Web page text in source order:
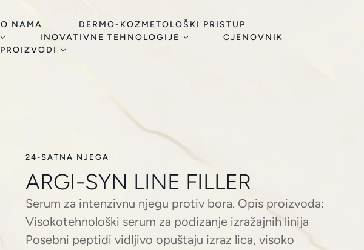
O NAMA
DERMO-KOZMETOLOŠKI PRISTUP
INOVATIVNE TEHNOLOGIJE
CJENOVNIK
PROIZVODI
24-SATNA NJEGA
ARGI-SYN LINE FILLER
Serum za intenzivnu njegu protiv bora. Opis proizvoda:
Visokotehnološki serum za podizanje izražajnih linija
Posebni peptidi vidljivo opuštaju izraz lica, visoko